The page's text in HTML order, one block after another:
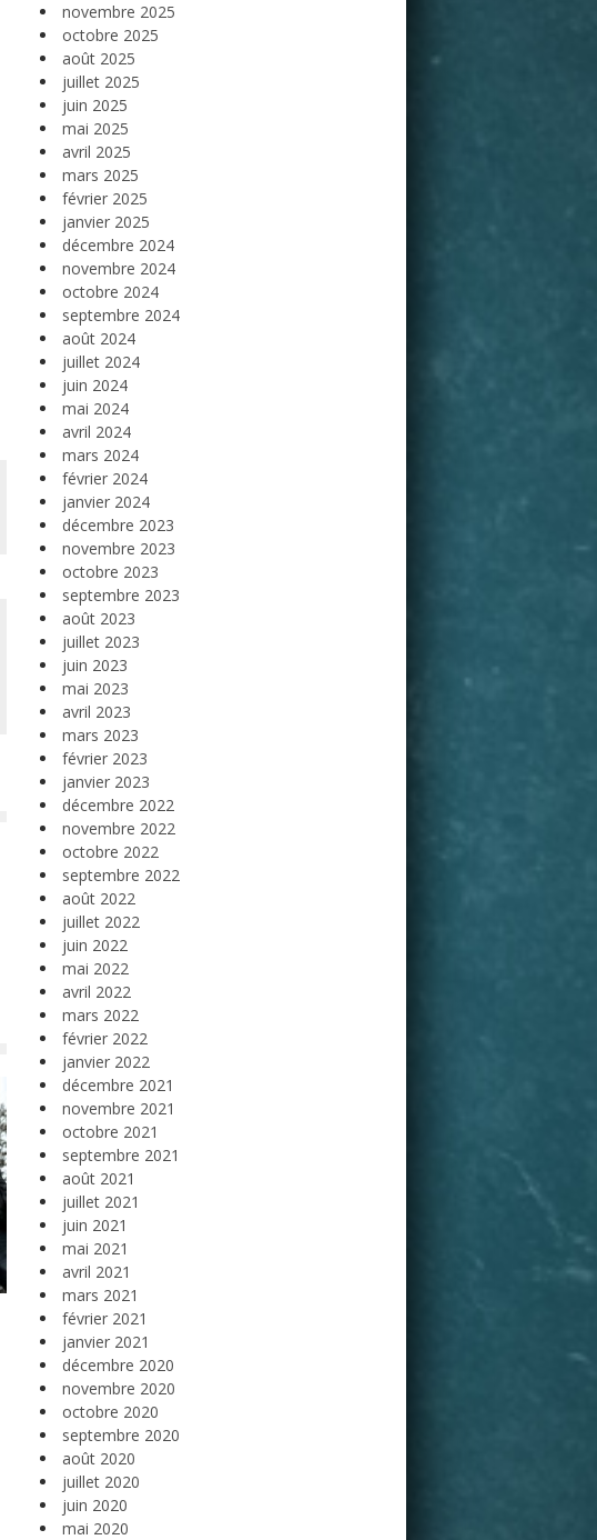
novembre 2025
octobre 2025
août 2025
juillet 2025
juin 2025
mai 2025
avril 2025
mars 2025
février 2025
janvier 2025
décembre 2024
novembre 2024
octobre 2024
septembre 2024
août 2024
juillet 2024
juin 2024
mai 2024
avril 2024
mars 2024
février 2024
janvier 2024
décembre 2023
novembre 2023
octobre 2023
septembre 2023
août 2023
juillet 2023
juin 2023
mai 2023
avril 2023
mars 2023
février 2023
janvier 2023
décembre 2022
novembre 2022
octobre 2022
septembre 2022
août 2022
juillet 2022
juin 2022
mai 2022
avril 2022
mars 2022
février 2022
janvier 2022
décembre 2021
novembre 2021
octobre 2021
septembre 2021
août 2021
juillet 2021
juin 2021
mai 2021
avril 2021
mars 2021
février 2021
janvier 2021
décembre 2020
novembre 2020
octobre 2020
septembre 2020
août 2020
juillet 2020
juin 2020
mai 2020